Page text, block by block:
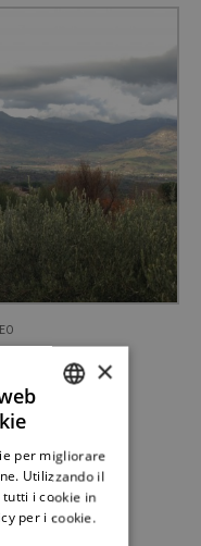
ENGLISH
×
per migliorare
Utilizzando il
tutti i cookie in
per i cookie.